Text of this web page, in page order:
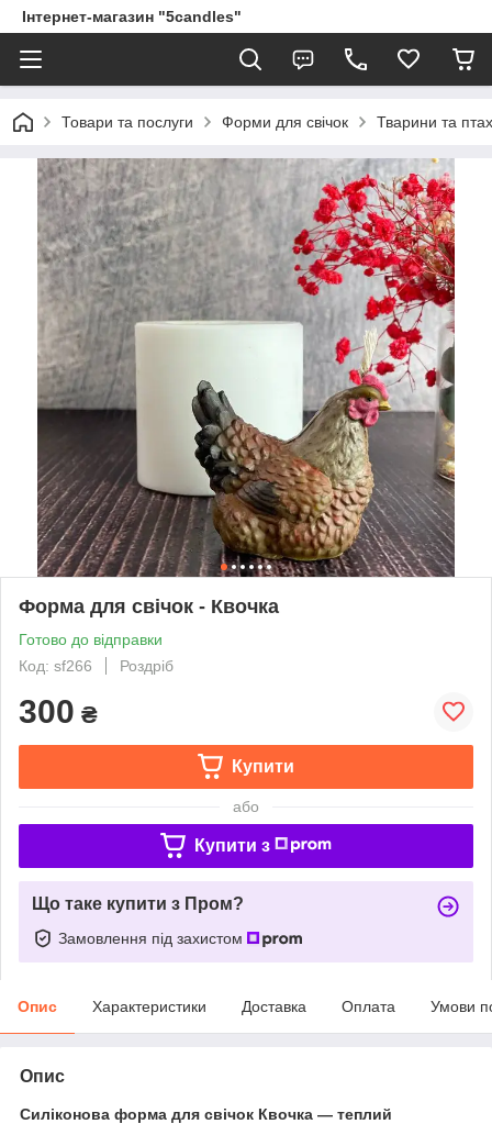
Інтернет-магазин "5candles"
Товари та послуги Форми для свічок Тварини та
Форма для свічок - Квочка
Готово до відправки
Код: sf266
Роздріб
300 ₴
Купити
або
Купити з
Що таке купити з Пром?
Замовлення під захистом
Опис Характеристики Доставка Оплата Умови
Опис
Силіконова форма для свічок Квочка — теплий